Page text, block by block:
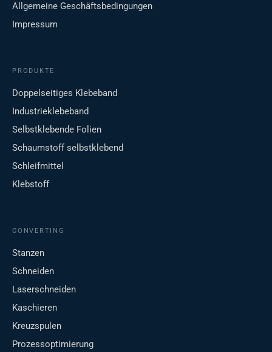
Allgemeine Geschäftsbedingungen
Impressum
PRODUKTE
Doppelseitiges Klebeband
Industrieklebeband
Selbstklebende Folien
Schaumstoff selbstklebend
Schleifmittel
Klebstoff
CONVERTING
Stanzen
Schneiden
Laserschneiden
Kaschieren
Kreuzspulen
Prozessoptimierung